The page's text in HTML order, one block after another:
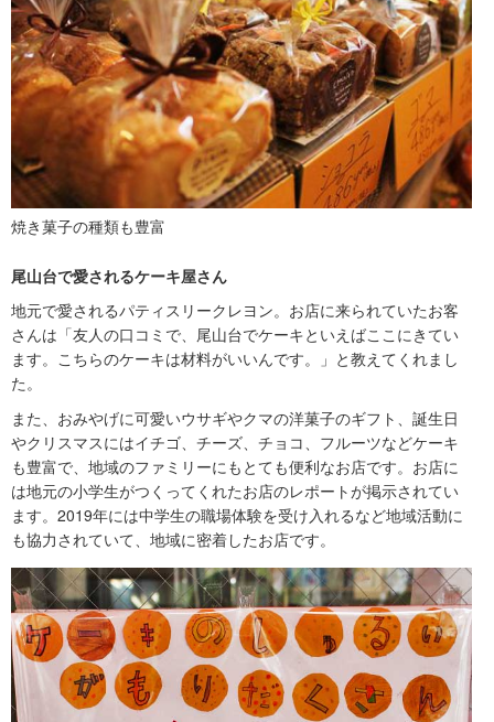
焼き菓子の種類も豊富
尾山台で愛されるケーキ屋さん
地元で愛されるパティスリークレヨン。お店に来られていたお客
さんは「友人の口コミで、尾山台でケーキといえばここにきてい
ます。こちらのケーキは材料がいいんです。」と教えてくれまし
た。
また、おみやげに可愛いウサギやクマの洋菓子のギフト、誕生日
やクリスマスにはイチゴ、チーズ、チョコ、フルーツなどケーキ
も豊富で、地域のファミリーにもとても便利なお店です。お店に
は地元の小学生がつくってくれたお店のレポートが掲示されてい
ます。2019年には中学生の職場体験を受け入れるなど地域活動に
も協力されていて、地域に密着したお店です。